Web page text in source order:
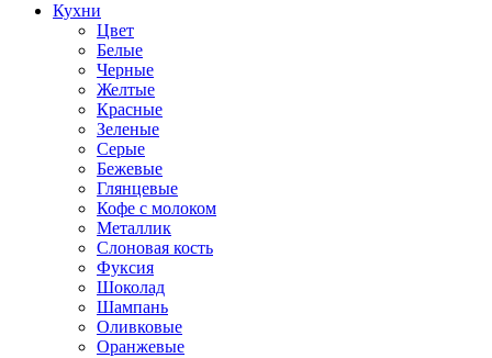
Кухни
Цвет
Белые
Черные
Желтые
Красные
Зеленые
Серые
Бежевые
Глянцевые
Кофе с молоком
Металлик
Слоновая кость
Фуксия
Шоколад
Шампань
Оливковые
Оранжевые